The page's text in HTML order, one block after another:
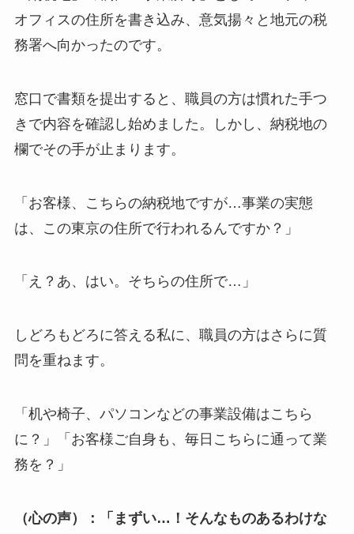
オフィスの住所を書き込み、意気揚々と地元の税
務署へ向かったのです。
窓口で書類を提出すると、職員の方は慣れた手つ
きで内容を確認し始めました。しかし、納税地の
欄でその手が止まります。
「お客様、こちらの納税地ですが…事業の実態
は、この東京の住所で行われるんですか？」
「え？あ、はい。そちらの住所で…」
しどろもどろに答える私に、職員の方はさらに質
問を重ねます。
「机や椅子、パソコンなどの事業設備はこちら
に？」「お客様ご自身も、毎日こちらに通って業
務を？」
（心の声）：「まずい…！そんなものあるわけな